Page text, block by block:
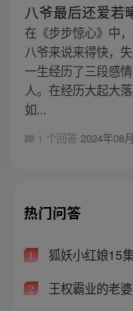
八爷最后还爱若
在《步步惊心》中
八爷来说来得快，
一生经历了三段感
人。在经历大起大
如...
1 个回答 2024年08
热门问答
1 狐妖小红娘15
2 王权霸业的老婆